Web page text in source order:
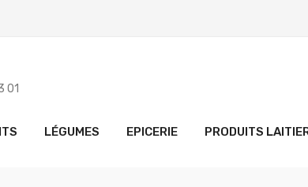
01
LÉGUMES EPICERIE PRODUITS